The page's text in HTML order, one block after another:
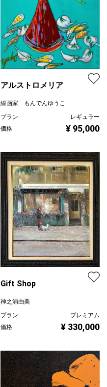
アルストロメリア
線画家 もんでんゆうこ
プラン
レギュラー
価格
¥ 95,000
Gift Shop
神之浦由美
プラン
プレミアム
価格
¥ 330,000